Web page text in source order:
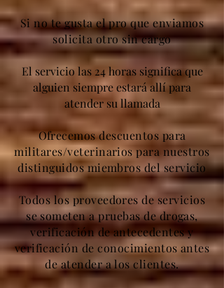
Si no te gusta el pro que enviamos
solicita otro sin cargo
El servicio las 24 horas significa que
alguien siempre estará allí para
atender su llamada
Ofrecemos descuentos para
militares/veterinarios para nuestros
distinguidos miembros del servicio
Todos los proveedores de servicios
se someten a pruebas de drogas,
verificación de antecedentes y
verificación de conocimientos antes
de atender a los clientes.